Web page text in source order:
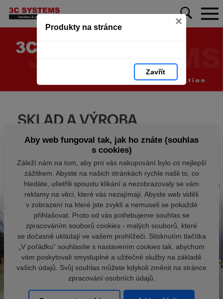
Produkty na stránce ×
Zavřít
Aby web fungoval tak, jak ho znáte (souhlas
s cookies)
Záleží nám na tom, aby pro vás nakupování bylo co nejlepší
zážitkem. Abyste na našich stránkách rychle našli to, co
hledáte, ušetřili spoustu klikání a nezobrazovaly se vám
reklamy na věci, které vás nezajímají. Abyste web viděli
v zobrazení na které jste zvyklí a nemuseli se pokaždé
přihlašovat. Proto od vás potřebujeme souhlas se
zpracováním souborů cookies - malých souborů, které
se dočasně ukládají ve vašem prohlížeči. Stisknutím tlačítka
„V pořádku“ souhlasíte s nastavením cookies tak, abychom
vám poskytovali smysluplné a užitečné služby na základě
vašich údajů. Svůj souhlas můžete kdykoli změnit na stránce
zpracování osobních údajů.